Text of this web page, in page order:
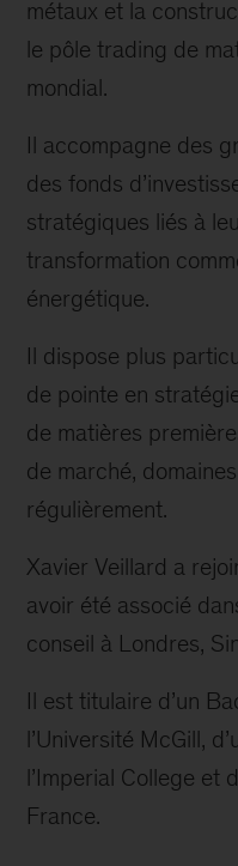
métaux et la
le pôle trading de
mondial.
Il accompagne des
des fonds
stratégiques liés à
transformation
énergétique.
Il dispose plus
de pointe en
de matières
de marché,
régulièrement.
Xavier Veillard a
avoir été associé
conseil à Londres,
Il est titulaire d’un
l’Université McGill,
l’Imperial College et
France.